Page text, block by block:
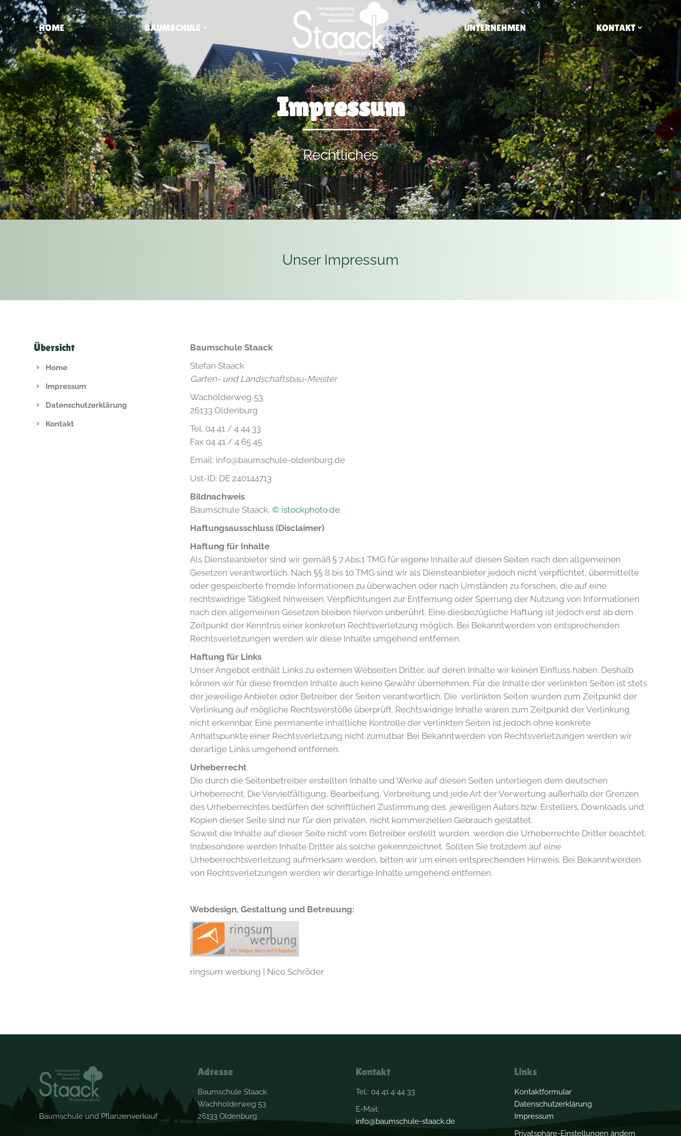
HOME BAUMSCHULE UNTERNEHMEN KONTAKT
Impressum
Rechtliches
Unser Impressum
Übersicht
Home
Impressum
Datenschutzerklärung
Kontakt
Baumschule Staack
Stefan Staack
Garten- und Landschaftsbau-Meister
Wacholderweg 53
26133 Oldenburg
Tel. 04 41 / 4 44 33
Fax 04 41 / 4 65 45
Email: info@baumschule-oldenburg.de
Ust-ID: DE 240144713
Bildnachweis
Baumschule Staack, © istockphoto.de
Haftungsausschluss (Disclaimer)
Haftung für Inhalte
Als Diensteanbieter sind wir gemäß § 7 Abs.1 TMG für eigene Inhalte auf diesen Seiten nach den allgemeinen
Gesetzen verantwortlich. Nach §§ 8 bis 10 TMG sind wir als Diensteanbieter jedoch nicht verpflichtet, übermittelte
oder gespeicherte fremde Informationen zu überwachen oder nach Umständen zu forschen, die auf eine
rechtswidrige Tätigkeit hinweisen. Verpflichtungen zur Entfernung oder Sperrung der Nutzung von Informationen
nach den allgemeinen Gesetzen bleiben hiervon unberührt. Eine diesbezügliche Haftung ist jedoch erst ab dem
Zeitpunkt der Kenntnis einer konkreten Rechtsverletzung möglich. Bei Bekanntwerden von entsprechenden
Rechtsverletzungen werden wir diese Inhalte umgehend entfernen.
Haftung für Links
Unser Angebot enthält Links zu externen Webseiten Dritter, auf deren Inhalte wir keinen Einfluss haben. Deshalb
können wir für diese fremden Inhalte auch keine Gewähr übernehmen. Für die Inhalte der verlinkten Seiten ist stets
der jeweilige Anbieter oder Betreiber der Seiten verantwortlich. Die verlinkten Seiten wurden zum Zeitpunkt der
Verlinkung auf mögliche Rechtsverstöße überprüft. Rechtswidrige Inhalte waren zum Zeitpunkt der Verlinkung
nicht erkennbar. Eine permanente inhaltliche Kontrolle der verlinkten Seiten ist jedoch ohne konkrete
Anhaltspunkte einer Rechtsverletzung nicht zumutbar. Bei Bekanntwerden von Rechtsverletzungen werden wir
derartige Links umgehend entfernen.
Urheberrecht
Die durch die Seitenbetreiber erstellten Inhalte und Werke auf diesen Seiten unterliegen dem deutschen
Urheberrecht. Die Vervielfältigung, Bearbeitung, Verbreitung und jede Art der Verwertung außerhalb der Grenzen
des Urheberrechtes bedürfen der schriftlichen Zustimmung des jeweiligen Autors bzw. Erstellers. Downloads und
Kopien dieser Seite sind nur für den privaten, nicht kommerziellen Gebrauch gestattet.
Soweit die Inhalte auf dieser Seite nicht vom Betreiber erstellt wurden, werden die Urheberrechte Dritter beachtet.
Insbesondere werden Inhalte Dritter als solche gekennzeichnet. Sollten Sie trotzdem auf eine
Urheberrechtsverletzung aufmerksam werden, bitten wir um einen entsprechenden Hinweis. Bei Bekanntwerden
von Rechtsverletzungen werden wir derartige Inhalte umgehend entfernen.
Webdesign, Gestaltung und Betreuung:
ringsum werbung | Nico Schröder
Baumschule und Pflanzenverkauf
Adresse
Baumschule Staack
Wachholderweg 53
26133 Oldenburg
Kontakt
Tel.: 04 41 4 44 33
E-Mail:
info@baumschule-staack.de
Links
Kontaktformular
Datenschutzerklärung
Impressum
Privatsphäre-Einstellungen ändern